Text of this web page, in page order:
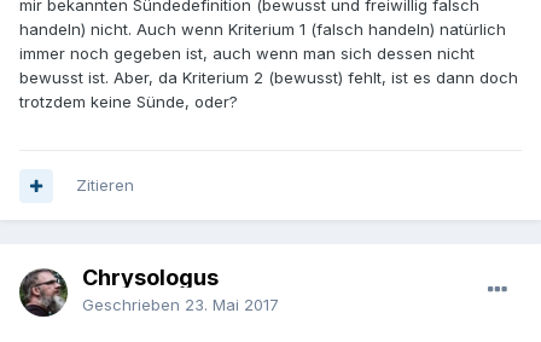
mir bekannten Sündedefinition (bewusst und freiwillig falsch
handeln) nicht. Auch wenn Kriterium 1 (falsch handeln) natürlich
immer noch gegeben ist, auch wenn man sich dessen nicht
bewusst ist. Aber, da Kriterium 2 (bewusst) fehlt, ist es dann doch
trotzdem keine Sünde, oder?
Zitieren
Chrysologus
Geschrieben 23. Mai 2017